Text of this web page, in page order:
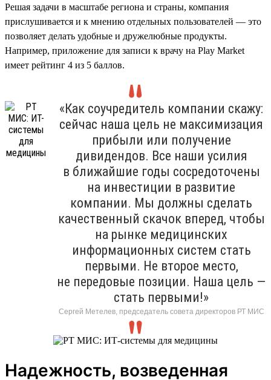
Решая задачи в масштабе региона и страны, компания
прислушивается и к мнению отдельных пользователей — это
позволяет делать удобные и дружелюбные продукты.
Например, приложение для записи к врачу на Play Market
имеет рейтинг 4 из 5 баллов.
«Как соучредитель компании скажу:
сейчас наша цель не максимизация
прибыли или получение
дивидендов. Все наши усилия
в ближайшие годы сосредоточены
на инвестиции в развитие
компании. Мы должны сделать
качественный скачок вперед, чтобы
на рынке медицинских
информационных систем стать
первыми. Не второе место,
не передовые позиции. Наша цель —
стать первыми!»
Сергей Метелев, председатель совета директоров РТ МИС
Надежность, возведенная